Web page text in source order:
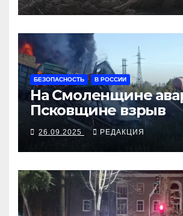
БЕЗОПАСНОСТЬ В РОССИИ
На Смоленщине
Псковщине взрыв
26.09.2025 РЕДАКЦИЯ